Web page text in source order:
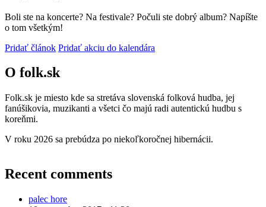
Boli ste na koncerte? Na festivale? Počuli ste dobrý album? Napíšte
o tom všetkým!
Pridať článok Pridať akciu do kalendára
O folk.sk
Folk.sk je miesto kde sa stretáva slovenská folková hudba, jej
fanúšikovia, muzikanti a všetci čo majú radi autentickú hudbu s
koreňmi.
V roku 2026 sa prebúdza po niekoľkoročnej hibernácii.
Recent comments
palec hore